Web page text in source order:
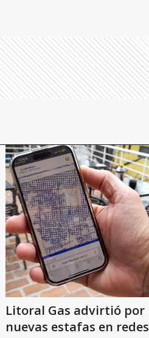
Litoral Gas advirtió por
nuevas estafas en redes